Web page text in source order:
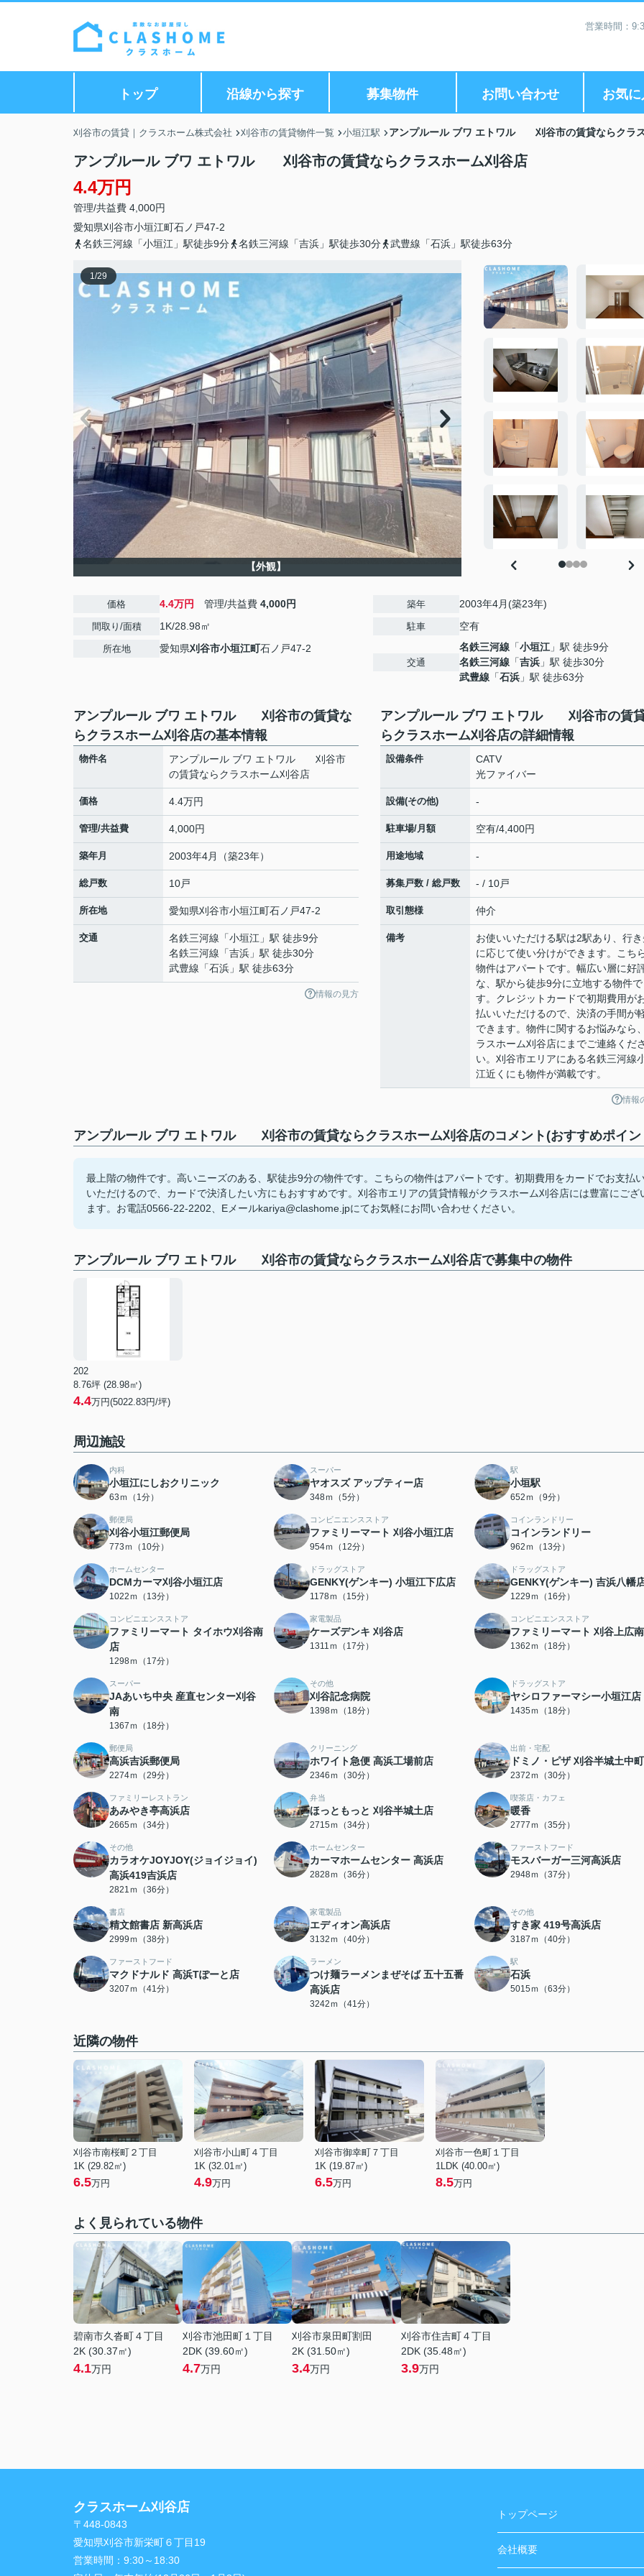
営業時間：
トップ 沿線から探す 募集物件 お問い合わせ お気
刈谷市の賃貸｜クラスホーム株式会社 刈谷市の賃貸物件一覧 小垣江駅 アンプルール ブワ エトワル 刈谷市の賃貸ならクラ
アンプルール ブワ エトワル 刈谷市の賃貸ならクラスホーム刈谷店
4.4万円
管理/共益費 4,000円
愛知県刈谷市小垣江町石ノ戸47-2
名鉄三河線「小垣江」駅徒歩9分
名鉄三河線「吉浜」駅徒歩30分 武豊線「石浜」駅徒歩63分
1/29
【外観】
価格 4.4万円 管理/共益費 4,000円
間取り/面積 1K/28.98㎡
所在地 愛知県刈谷市小垣江町石ノ戸47-2
築年 2003年4月(築23年)
駐車 空有
交通
名鉄三河線 「小垣江 」駅 徒歩9分
名鉄三河線 「吉浜 」駅 徒歩30分
武豊線 「石浜 」駅 徒歩63分
アンプルール ブワ エトワル 刈谷市の賃貸な
らクラスホーム刈谷店の基本情報
物件名
アンプルール ブワ エトワル 刈谷市
の賃貸ならクラスホーム刈谷店
価格 4.4万円
管理/共益費 4,000円
築年月 2003年4月（築23年）
総戸数 10戸
所在地 愛知県刈谷市小垣江町石ノ戸47-2
交通 名鉄三河線 「小垣江 」駅 徒歩9分
名鉄三河線 「吉浜 」駅 徒歩30分
武豊線 「石浜 」駅 徒歩63分
情報の見方
アンプルール ブワ エトワル 刈谷市の賃
らクラスホーム刈谷店の詳細情報
設備条件
CATV
光ファイバー
設備(その他) -
駐車場/月額 空有/4,400円
用途地域 -
募集戸数 / 総戸数 - / 10戸
取引態様 仲介
備考
お使いいただける駅は2駅あり、行
に応じて使い分けができます。こち
物件はアパートです。幅広い層に好
な、駅から徒歩9分に立地する物件で
す。クレジットカードで初期費用が
払いいただけるので、決済の手間が
できます。物件に関するお悩みなら
ラスホーム刈谷店にまでご連絡くだ
い。刈谷市エリアにある名鉄三河線
江近くにも物件が満載です。
情報
アンプルール ブワ エトワル 刈谷市の賃貸ならクラスホーム刈谷店のコメント(おすすめポイン
最上階の物件です。高いニーズのある、駅徒歩9分の物件です。こちらの物件はアパートです。初期費用をカードでお支払
いただけるので、カードで決済したい方にもおすすめです。刈谷市エリアの賃貸情報がクラスホーム刈谷店には豊富にござ
ます。お電話0566-22-2202、Eメールkariya@clashome.jpにてお気軽にお問い合わせください。
アンプルール ブワ エトワル 刈谷市の賃貸ならクラスホーム刈谷店で募集中の物件
202
8.76坪 (28.98㎡)
4.4万円(5022.83円/坪)
周辺施設
内科
小垣江にしおクリニック
63ｍ（1分）
スーパー
ヤオスズ アップティー店
348ｍ（5分）
駅
小垣駅
652ｍ（9分）
郵便局
刈谷小垣江郵便局
773ｍ（10分）
コンビニエンスストア
ファミリーマート 刈谷小垣江店
954ｍ（12分）
コインランドリー
コインランドリー
962ｍ（13分）
ホームセンター
DCMカーマ刈谷小垣江店
1022ｍ（13分）
ドラッグストア
GENKY(ゲンキー) 小垣江下広店
1178ｍ（15分）
ドラッグストア
GENKY(ゲンキー) 吉浜八幡
1229ｍ（16分）
コンビニエンスストア
ファミリーマート タイホウ刈谷南
店
1298ｍ（17分）
家電製品
ケーズデンキ 刈谷店
1311ｍ（17分）
コンビニエンスストア
ファミリーマート 刈谷上広
1362ｍ（18分）
スーパー
JAあいち中央 産直センター刈谷
南
1367ｍ（18分）
その他
刈谷記念病院
1398ｍ（18分）
ドラッグストア
ヤシロファーマシー小垣江店
1435ｍ（18分）
郵便局
高浜吉浜郵便局
2274ｍ（29分）
クリーニング
ホワイト急便 高浜工場前店
2346ｍ（30分）
出前・宅配
ドミノ・ピザ 刈谷半城土中
2372ｍ（30分）
ファミリーレストラン
あみやき亭高浜店
2665ｍ（34分）
弁当
ほっともっと 刈谷半城土店
2715ｍ（34分）
喫茶店・カフェ
暖香
2777ｍ（35分）
その他
カラオケJOYJOY(ジョイジョイ)
高浜419吉浜店
2821ｍ（36分）
ホームセンター
カーマホームセンター 高浜店
2828ｍ（36分）
ファーストフード
モスバーガー三河高浜店
2948ｍ（37分）
書店
精文館書店 新高浜店
2999ｍ（38分）
家電製品
エディオン高浜店
3132ｍ（40分）
その他
すき家 419号高浜店
3187ｍ（40分）
ファーストフード
マクドナルド 高浜Tぽーと店
3207ｍ（41分）
ラーメン
つけ麺ラーメンまぜそば 五十五番
高浜店
3242ｍ（41分）
駅
石浜
5015ｍ（63分）
近隣の物件
刈谷市南桜町２丁目
1K (29.82㎡)
6.5万円
刈谷市小山町４丁目
1K (32.01㎡)
4.9万円
刈谷市御幸町７丁目
1K (19.87㎡)
6.5万円
刈谷市一色町１丁目
1LDK (40.00㎡)
8.5万円
よく見られている物件
碧南市久沓町４丁目
2K (30.37㎡)
4.1万円
刈谷市池田町１丁目
2DK (39.60㎡)
4.7万円
刈谷市泉田町割田
2K (31.50㎡)
3.4万円
刈谷市住吉町４丁目
2DK (35.48㎡)
3.9万円
クラスホーム刈谷店
〒448-0843
愛知県刈谷市新栄町６丁目19
営業時間： 9:30～18:30
トップページ
会社概要